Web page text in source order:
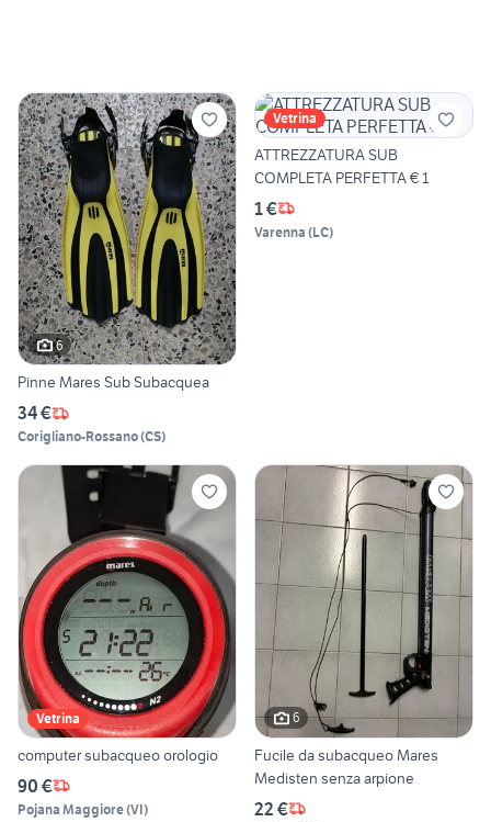
6
Pinne Mares Sub Subacquea
34 €
Corigliano-Rossano(CS)
Vetrina
ATTREZZATURA SUB
COMPLETA PERFETTA € 1
1 €
Varenna (LC)
Vetrina
computer subacqueo orologio
90 €
Pojana Maggiore(VI)
6
Fucile da subacqueo Mares
Medisten senza arpione
22 €